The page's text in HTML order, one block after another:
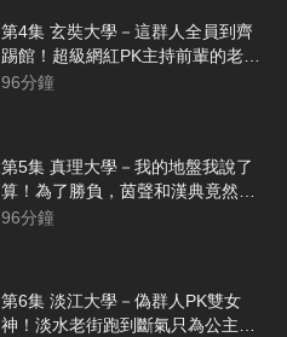
第4集 玄奘大學－這群人全員到齊
踢館！超級網紅PK主持前輩的老少
對決誰能笑到最後？
96分鐘
第5集 真理大學－我的地盤我說了
算！為了勝負，茵聲和漢典竟然發
火爆走？
96分鐘
第6集 淡江大學－偽群人PK雙女
神！淡水老街跑到斷氣只為公主傾